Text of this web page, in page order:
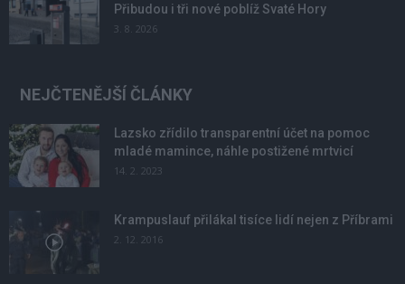
Přibudou i tři nové poblíž Svaté Hory
3. 8. 2026
NEJČTENĚJŠÍ ČLÁNKY
Lazsko zřídilo transparentní účet na pomoc
mladé mamince, náhle postižené mrtvicí
14. 2. 2023
Krampuslauf přilákal tisíce lidí nejen z Příbrami
2. 12. 2016